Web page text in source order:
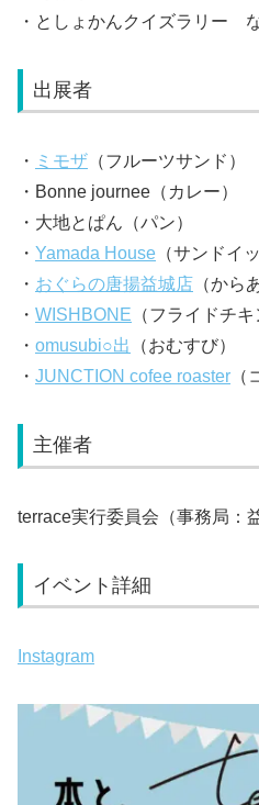
・としょかんクイズラリー
出展者
・ ミモザ （フルーツサンド）
・Bonne journee（カレー）
・大地とぱん（パン）
・ Yamada House （サンドイ
・ おぐらの唐揚益城店 （から
・ WISHBONE （フライドチキ
・ omusubi○出
（おむすび）
・ JUNCTION cofee roaster
主催者
terrace実行委員会（事務局：
イベント詳細
Instagram